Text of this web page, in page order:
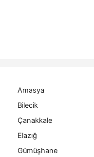
Amasya
Bilecik
Çanakkale
Elazığ
Gümüşhane